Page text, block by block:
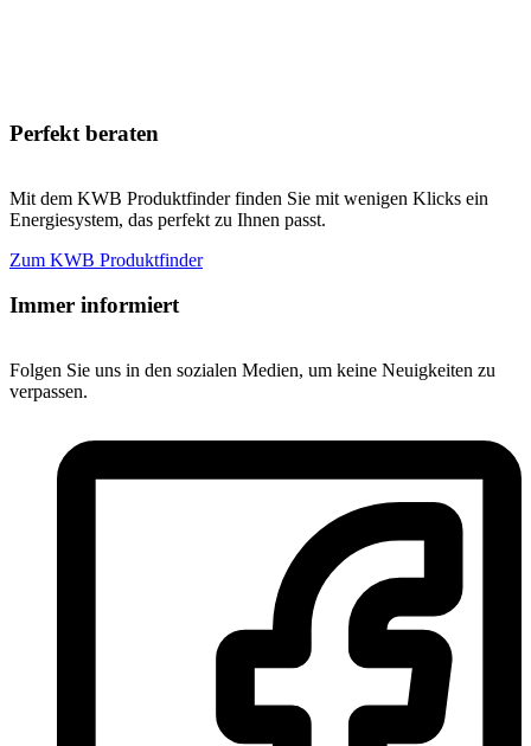
Perfekt beraten
Mit dem KWB Produktfinder finden Sie mit wenigen Klicks ein
Energiesystem, das perfekt zu Ihnen passt.
Zum KWB Produktfinder
Immer informiert
Folgen Sie uns in den sozialen Medien, um keine Neuigkeiten zu
verpassen.